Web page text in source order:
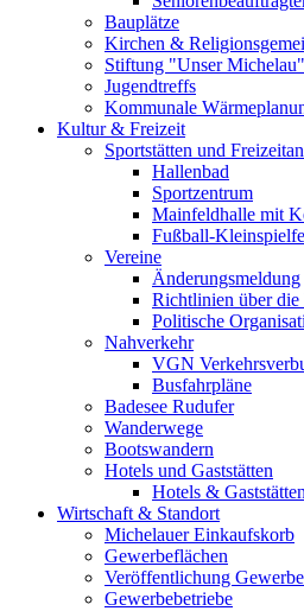
Bauplätze
Kirchen &
Stiftung "Unser Michelau"
Jugendtreffs
Kommunale
Kultur & Freizeit
Sportstätten und
Hallenbad
Sportzentrum
Mainfeldhalle mit
Fußball-
Vereine
Änderungsmeldung
Richtlinien über die
Politische
Nahverkehr
VGN
Busfahrpläne
Badesee Rudufer
Wanderwege
Bootswandern
Hotels und Gaststätten
Hotels & Gaststätten
Wirtschaft & Standort
Michelauer Einkaufskorb
Gewerbeflächen
Veröffentlichung
Gewerbebetriebe